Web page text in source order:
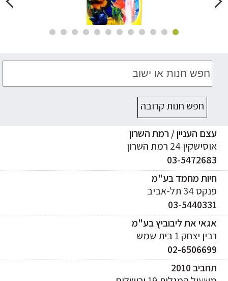
חפש חנות קרובה
העניין / רמת השרון
24 רמת השרון
03-
מחמד בע"מ
34 תל-אביב
03-
את ליבוביץ בע"מ
יצחק 1 בית שמש
02-
2010